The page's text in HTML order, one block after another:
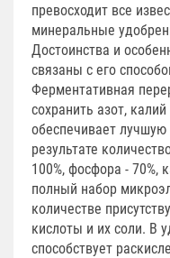
превосходит все
минеральные
Достоинства и
связаны с его
Ферментативная
сохранить азот,
обеспечивает лучшую
результате
100%, фосфора - 70%,
полный набор
количестве
кислоты и их соли. В
способствует